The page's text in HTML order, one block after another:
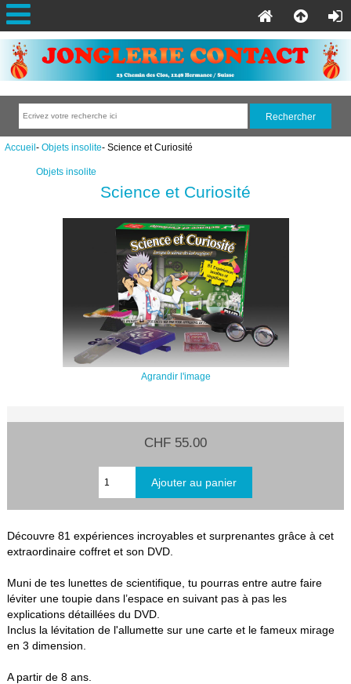
Accueil- Objets insolite- Science et Curiosité
Objets insolite
Science et Curiosité
Agrandir l'image
CHF 55.00
Découvre 81 expériences incroyables et surprenantes grâce à cet
extraordinaire coffret et son DVD.
Muni de tes lunettes de scientifique, tu pourras entre autre faire
léviter une toupie dans l’espace en suivant pas à pas les
explications détaillées du DVD.
Inclus la lévitation de l'allumette sur une carte et le fameux mirage
en 3 dimension.
A partir de 8 ans.